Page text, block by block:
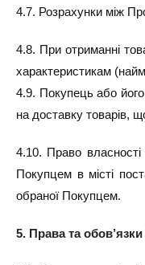
4.7. Розрахунки між
4.8. При отриманні
характеристикам
4.9. Покупець або
на доставку товарів,
4.10. Право
Покупцем в місті
обраної Покупцем.
5. Права та обов’язки